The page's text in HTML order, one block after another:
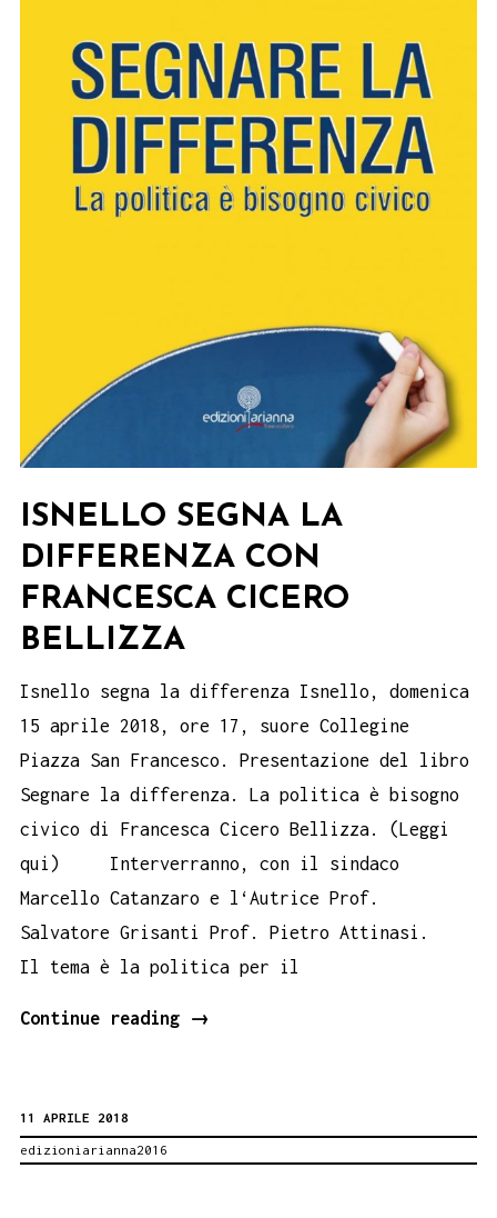
ISNELLO SEGNA LA
DIFFERENZA CON
FRANCESCA CICERO
BELLIZZA
Isnello segna la differenza Isnello, domenica
15 aprile 2018, ore 17, suore Collegine
Piazza San Francesco. Presentazione del libro
Segnare la differenza. La politica è bisogno
civico di Francesca Cicero Bellizza. (Leggi
qui) Interverranno, con il sindaco
Marcello Catanzaro e l‘Autrice Prof.
Salvatore Grisanti Prof. Pietro Attinasi.
Il tema è la politica per il
Continue reading
Isnello
→
11 APRILE 2018
edizioniarianna2016